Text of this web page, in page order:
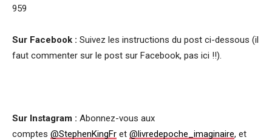
959
Sur Facebook : Suivez les instructions du post ci-dessous (il
faut commenter sur le post sur Facebook, pas ici !!).
Sur Instagram : Abonnez-vous aux
comptes @StephenKingFr et @livredepoche_imaginaire, et